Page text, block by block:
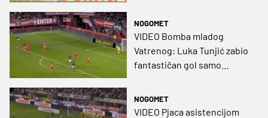
NOGOMET
VIDEO Bomba mladog
Vatrenog: Luka Tunjić zabio
fantastičan gol samo
NOGOMET
VIDEO Pjaca asistencijom